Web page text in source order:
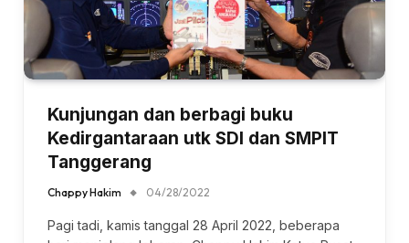
Kunjungan dan berbagi buku
Kedirgantaraan utk SDI dan SMPIT
Tanggerang
Chappy Hakim 04/28/2022
Pagi tadi, kamis tanggal 28 April 2022, beberapa